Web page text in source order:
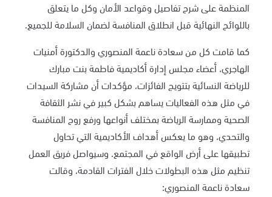
المنظمة على شرح تفاصيل وقواعد الأمان وكل ما يتعلق
باللوائح النهائية قبل انطلاق المنافسة لضمان السلامة للجميع.
كما قامت كل من سعادة ناعمة المنصوري والدكتورة أمنيات
الهاجري، أعضاء مجلس إدارة أكاديمية فاطمة بنت مبارك
للرياضة النسائية بتتويج الفائزات، مؤكدات أن مشاركة السيدات
في مثل هذه الفعاليات يساهم بشكل كبير في نشر الثقافة
الصحية وممارسة الرياضة بمختلف أنواعها ورفع روح المنافسة
والتحدي، وهو ما يعكس أهداف الأكاديمية التي تحاول
تطبيقها على أرض الواقع في المجتمع. وسيواصل فريق العمل
تنظيم مثل هذه البطولات خلال الفترات القادمة، وقالت
سعادة ناعمة المنصوري: